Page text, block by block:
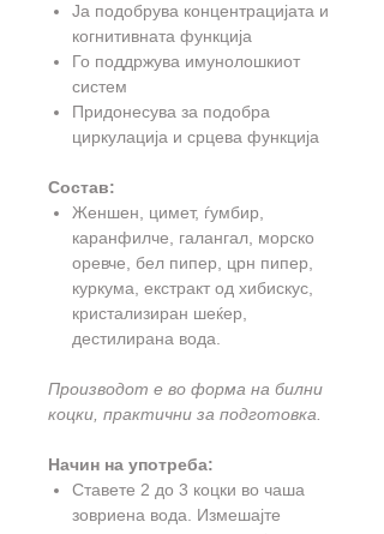
Ја подобрува концентрацијата и
когнитивната функција
Го поддржува имунолошкиот
систем
Придонесува за подобра
циркулација и срцева функција
Состав:
Женшен, цимет, ѓумбир,
каранфилче, галангал, морско
оревче, бел пипер, црн пипер,
куркума, екстракт од хибискус,
кристализиран шеќер,
дестилирана вода.
Производот е во форма на билни
коцки, практични за подготовка.
Начин на употреба:
Ставете 2 до 3 коцки во чаша
зовриена вода. Измешајте